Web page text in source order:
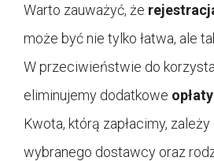
Warto zauważyć, że
może być nie tylko łatwa, ale
W przeciwieństwie do
eliminujemy dodatkowe opłaty
Kwota, którą zapłacimy, zależy
wybranego dostawcy oraz